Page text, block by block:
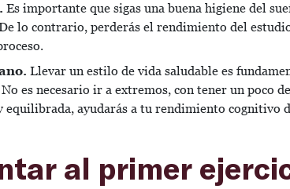
Es importante que sigas una buena higiene del
De lo contrario, perderás el rendimiento del
Llevar un estilo de vida saludable es
es necesario ir a extremos, con tener un poco
equilibrada, ayudarás a tu rendimiento cognitivo
al primer